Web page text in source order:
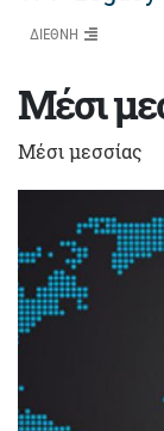
ΔΙΕΘΝΗ
Μέσι
Μέσι μεσσίας